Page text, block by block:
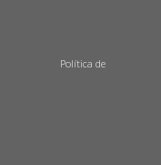
Política de